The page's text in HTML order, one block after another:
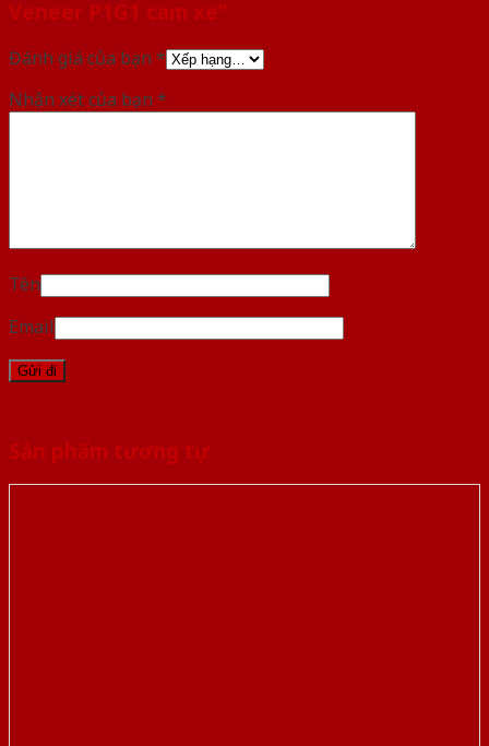
Veneer P1G1 cam xe”
Đánh giá của bạn *
Nhận xét của bạn *
Tên
Email
Sản phẩm tương tự